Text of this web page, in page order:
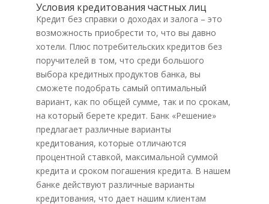
Условия кредитования частных лиц
Кредит без справки о доходах и залога – это
возможность приобрести то, что вы давно
хотели. Плюс потребительских кредитов без
поручителей в том, что среди большого
выбора кредитных продуктов банка, вы
сможете подобрать самый оптимальный
вариант, как по общей сумме, так и по срокам,
на который берете кредит. Банк «Решение»
предлагает различные варианты
кредитования, которые отличаются
процентной ставкой, максимальной суммой
кредита и сроком погашения кредита. В нашем
банке действуют различные варианты
кредитования, что дает нашим клиентам